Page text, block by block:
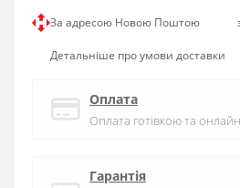
За адресою Новою Поштою
Детальніше про умови доставки
Оплата
Оплата готівкою та онлайн
Гарантія